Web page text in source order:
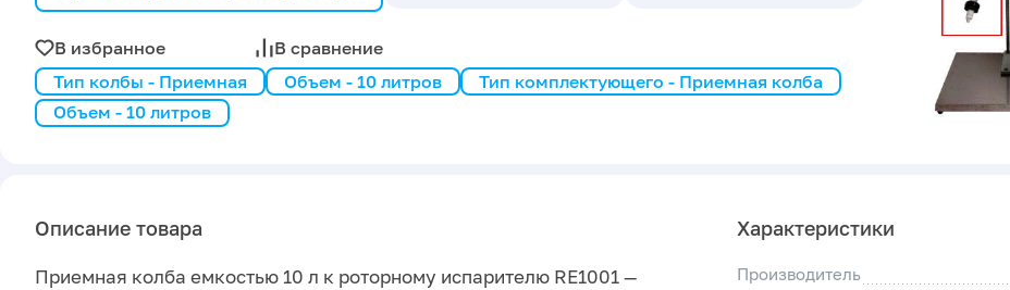
В избранное В сравнение
Тип колбы - Приемная Объем - 10 литров
Тип комплектующего - Приемная колба
Объем - 10 литров
Описание товара
Приемная колба емкостью 10 л к роторному испарителю RE1001 —
Характеристики
Производитель